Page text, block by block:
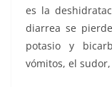
es la
diarrea se
potasio y
vómitos, el